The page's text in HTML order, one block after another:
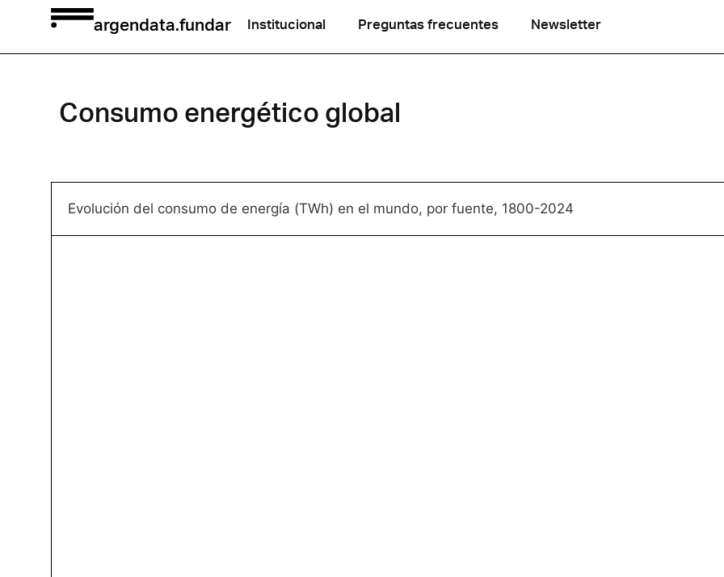
argendata.fundar Institucional Preguntas frecuentes Newsletter
Consumo energético global
Evolución del consumo de energía (TWh) en el mundo, por fuente, 1800-2024